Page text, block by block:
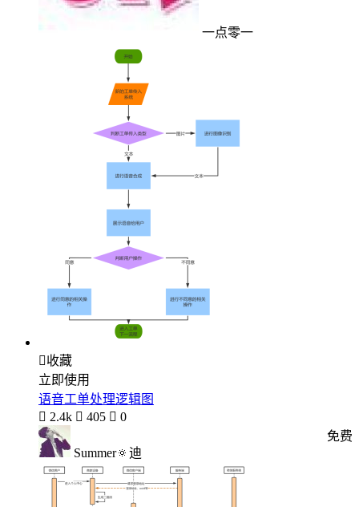
一点零一
收藏
立即使用
语音工单处理逻辑图
 2.4k  405  0
Summer🔅迪
免费